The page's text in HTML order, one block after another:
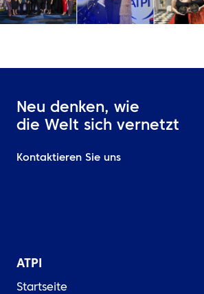
Neu denken, wie
die Welt sich vernetzt
Kontaktieren Sie uns
ATPI
Startseite